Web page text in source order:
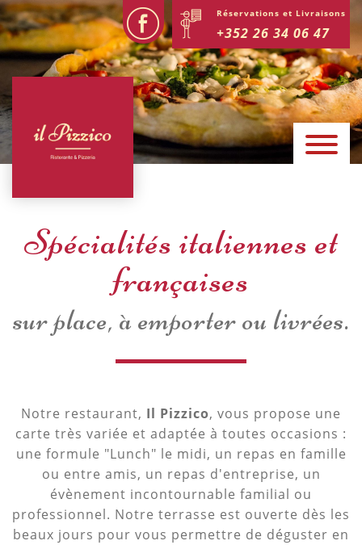
Réservations et Livraisons
+352 26 34 06 47
Spécialités italiennes et
françaises
sur place, à emporter ou livrées.
Notre restaurant, Il Pizzico, vous propose une
carte très variée et adaptée à toutes occasions :
une formule "Lunch" le midi, un repas en famille
ou entre amis, un repas d'entreprise, un
évènement incontournable familial ou
professionnel. Notre terrasse est ouverte dès les
beaux jours pour vous permettre de déguster en